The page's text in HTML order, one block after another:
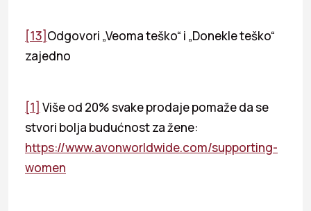
[13]Odgovori „Veoma teško“ i „Donekle teško“
zajedno
[1] Više od 20% svake prodaje pomaže da se
stvori bolja budućnost za žene:
https://www.avonworldwide.com/supporting-
women